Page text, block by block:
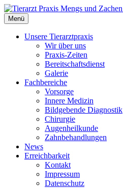
Menü
Unsere Tierarztpraxis
Wir über uns
Praxis-Zeiten
Bereitschaftsdienst
Galerie
Fachbereiche
Vorsorge
Innere Medizin
Bildgebende Diagnostik
Chirurgie
Augenheilkunde
Zahnbehandlungen
News
Erreichbarkeit
Kontakt
Impressum
Datenschutz